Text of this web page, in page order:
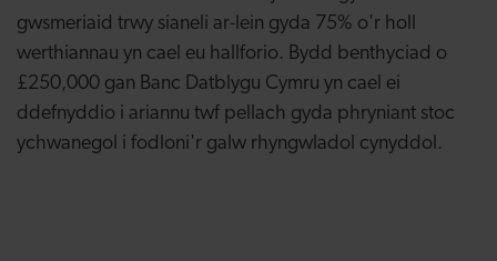
gwsmeriaid trwy sianeli ar-lein gyda 75% o'r holl
werthiannau yn cael eu hallforio. Bydd benthyciad o
£250,000 gan Banc Datblygu Cymru yn cael ei
ddefnyddio i ariannu twf pellach gyda phryniant stoc
ychwanegol i fodloni'r galw rhyngwladol cynyddol.